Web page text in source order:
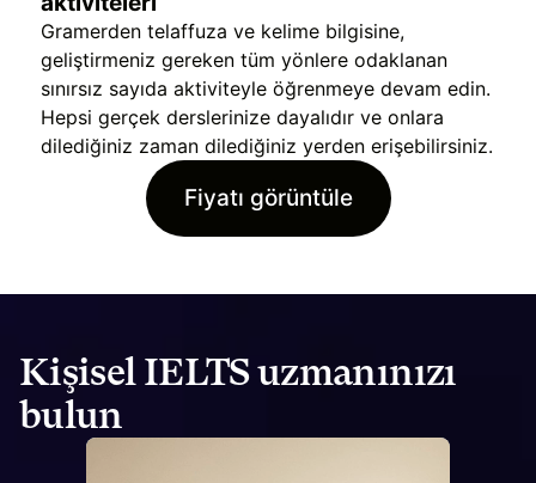
Gramerden telaffuza ve kelime bilgisine,
geliştirmeniz gereken tüm yönlere odaklanan
sınırsız sayıda aktiviteyle öğrenmeye devam edin.
Hepsi gerçek derslerinize dayalıdır ve onlara
dilediğiniz zaman dilediğiniz yerden erişebilirsiniz.
Fiyatı görüntüle
Kişisel IELTS uzmanınızı
bulun